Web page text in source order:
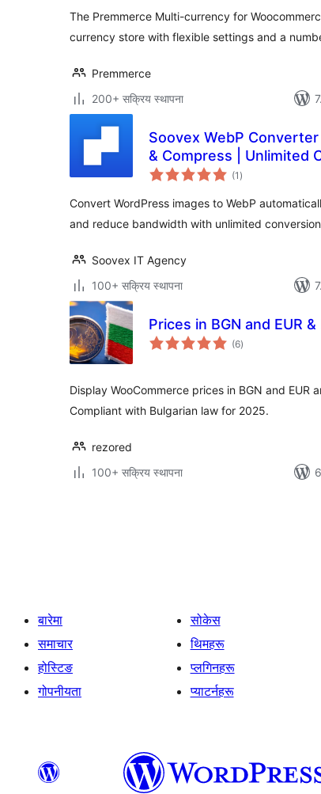
The Premmerce Multi-currency for
currency store with flexible settings and a
Premmerce
200+ सक्रिय स्थापना
Soovex WebP
& Compress | Unlimited
(1 कुल
रेटिङ्गहरू
)
Convert WordPress images to WebP
and reduce bandwidth with unlimited
Soovex IT Agency
100+ सक्रिय स्थापना
Prices in BGN and EUR
(6कुल
रेटिङ्गहरू
)
Display WooCommerce prices in BGN and EUR
Compliant with Bulgarian law for 2025.
rezored
100+ सक्रिय स्थापना
बारेमा
समाचार
होस्टिङ
गोपनीयता
सोकेस
थिमहरू
प्लगिनहरू
प्याटर्नहरू